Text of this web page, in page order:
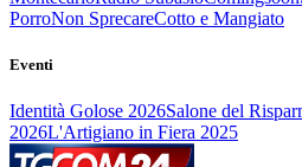
PorroNon SprecareCotto e Mangiato
Eventi
Identità Golose 2026Salone del
2026L'Artigiano in Fiera 2025